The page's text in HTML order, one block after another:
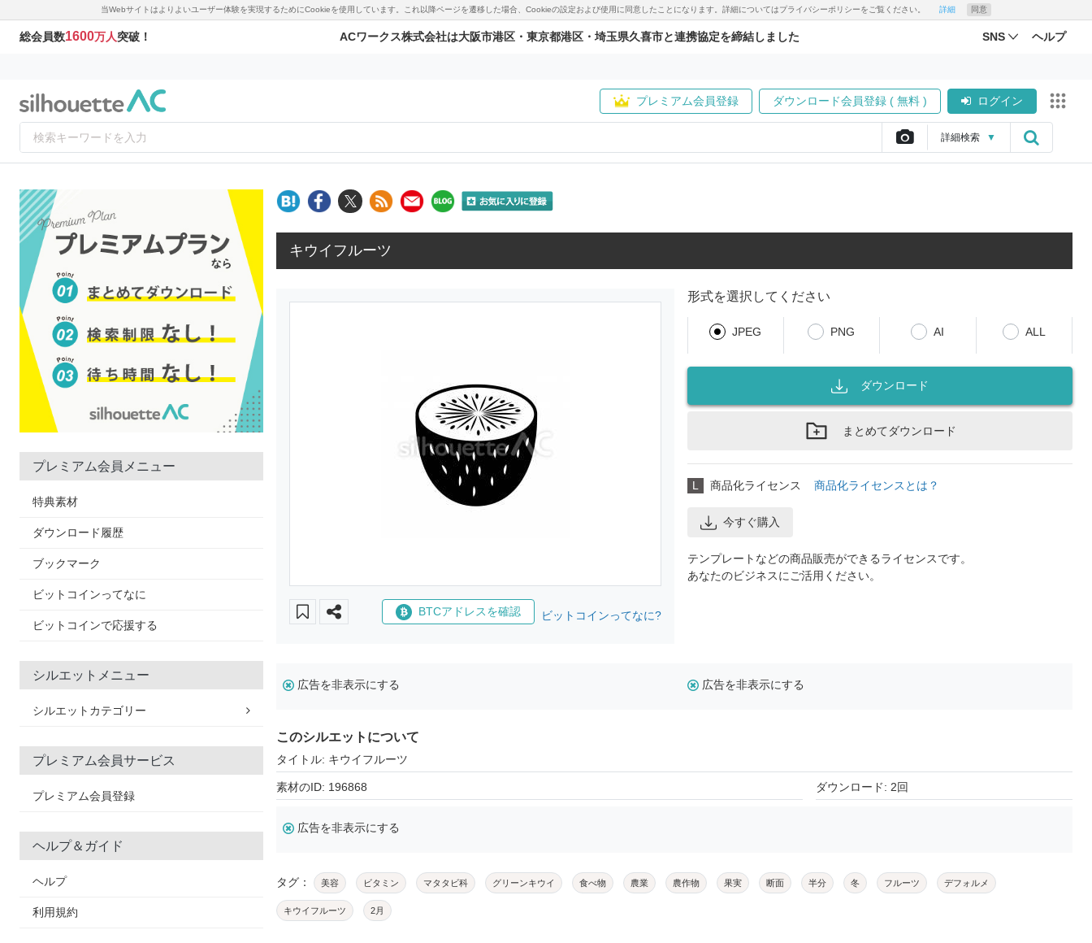
当Webサイトはよりよいユーザー体験を実現するためにCookieを使用しています。これ以降ページを遷移した場合、Cookieの設定および使用に同意したことになります。詳細についてはプライバシーポリシーをご覧ください。 詳細 同意
総会員数1600万人突破！ ACワークス株式会社は大阪市港区・東京都港区・埼玉県久喜市と連携協定を締結しました SNS ヘルプ
プレミアム会員登録 ダウンロード会員登録 ( 無料 ) ログイン
詳細検索 ▼
プレミアム会員メニュー
特典素材
ダウンロード履歴
ブックマーク
ビットコインってなに
ビットコインで応援する
シルエットメニュー
シルエットカテゴリー
プレミアム会員サービス
プレミアム会員登録
ヘルプ＆ガイド
ヘルプ
利用規約
キウイフルーツ
BTCアドレスを確認 ビットコインってなに?
形式を選択してください
JPEG PNG AI ALL
ダウンロード
まとめてダウンロード
L 商品化ライセンス 商品化ライセンスとは？
今すぐ購入
テンプレートなどの商品販売ができるライセンスです。
あなたのビジネスにご活用ください。
広告を非表示にする 広告を非表示にする
このシルエットについて
タイトル: キウイフルーツ
素材のID: 196868 ダウンロード: 2回
広告を非表示にする
タグ： 美容 ビタミン マタタビ科 グリーンキウイ 食べ物 農業 農作物 果実 断面 半分 冬 フルーツ デフォルメ
キウイフルーツ 2月